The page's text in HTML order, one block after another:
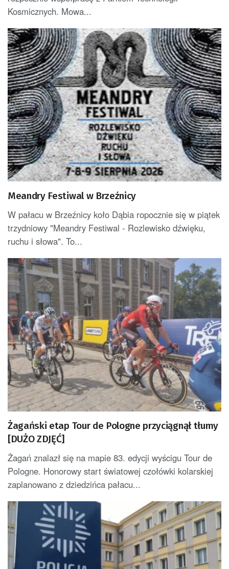
Kosmicznych. Mowa...
Meandry Festiwal w Brzeźnicy
W pałacu w Brzeźnicy koło Dąbia ropocznie się w piątek
trzydniowy "Meandry Festiwal - Rozlewisko dźwięku,
ruchu i słowa". To...
Żagański etap Tour de Pologne przyciągnął tłumy
[DUŻO ZDJĘĆ]
Żagań znalazł się na mapie 83. edycji wyścigu Tour de
Pologne. Honorowy start światowej czołówki kolarskiej
zaplanowano z dziedzińca pałacu...